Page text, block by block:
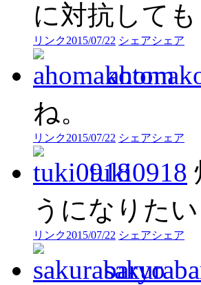
に対抗して
リンク2015/07/22 シェアシェア
ね。
リンク2015/07/22 シェアシェア
tuki0918
うになりたい
リンク2015/07/22 シェアシェア